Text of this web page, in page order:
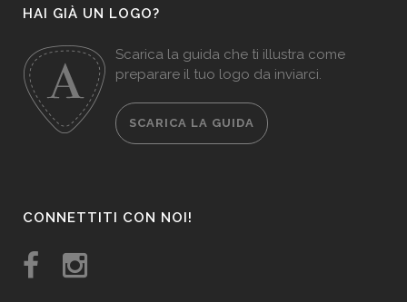
HAI GIÀ UN LOGO?
Scarica la guida che ti illustra come
preparare il tuo logo da inviarci.
SCARICA LA GUIDA
CONNETTITI CON NOI!